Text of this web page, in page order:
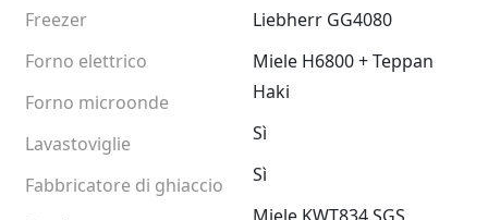
Freezer
Forno elettrico
Forno microonde
Lavastoviglie
Fabbricatore di ghiaccio
Liebherr GG4080
Miele H6800 + Teppan
Haki
Sì
Sì